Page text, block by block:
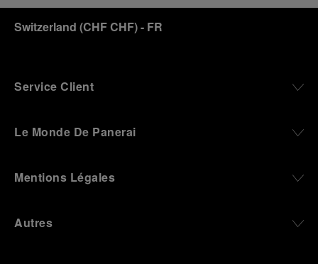
Switzerland (CHF CHF)- FR
Service Client
Le Monde De Panerai
Mentions Légales
Autres